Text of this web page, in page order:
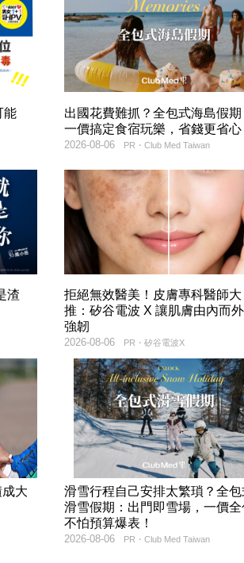
能
出國花費難抓？全包式海島假期
一價搞定食宿玩樂，省錢更省心
PR・Club Med Taiwan
2026-08-06
渣
拒絕無效醫美！皮膚專科醫師大
推：矽谷電波 X 讓肌膚由內而
強韌
PR・矽谷電波X
2026-08-06
大
滑雪行程自己安排太繁瑣？全包
滑雪假期：出門即雪場，一價全
不怕預算爆表！
PR・Club Med Taiwan
2026-08-06